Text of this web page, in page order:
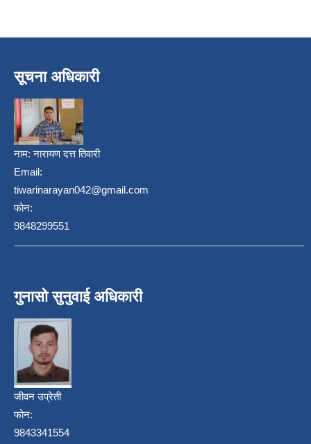
सूचना अधिकारी
नाम:नारायण दत्त तिवारी
Email:
tiwarinarayan042@gmail.com
फोन:
9848299551
गुनासो सुनुवाई अधिकारी
जीवन उप्रेती
फोन:
9843341554